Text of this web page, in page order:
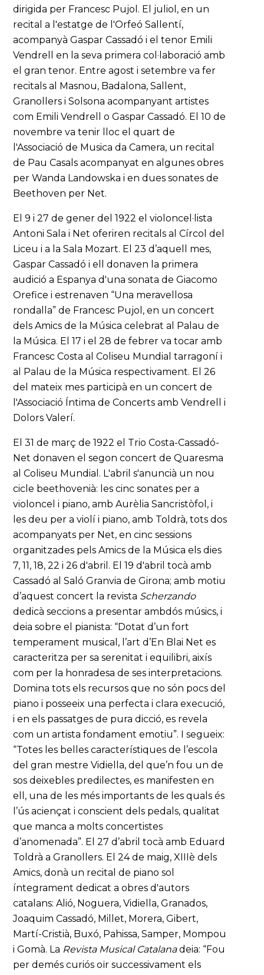
dirigida per Francesc Pujol. El juliol, en un
recital a l'estatge de l'Orfeó Sallentí,
acompanyà Gaspar Cassadó i el tenor Emili
Vendrell en la seva primera col·laboració amb
el gran tenor. Entre agost i setembre va fer
recitals al Masnou, Badalona, Sallent,
Granollers i Solsona acompanyant artistes
com Emili Vendrell o Gaspar Cassadó. El 10 de
novembre va tenir lloc el quart de
l'Associació de Musica da Camera, un recital
de Pau Casals acompanyat en algunes obres
per Wanda Landowska i en dues sonates de
Beethoven per Net.
El 9 i 27 de gener del 1922 el violoncel·lista
Antoni Sala i Net oferiren recitals al Círcol del
Liceu i a la Sala Mozart. El 23 d’aquell mes,
Gaspar Cassadó i ell donaven la primera
audició a Espanya d'una sonata de Giacomo
Orefice i estrenaven “Una meravellosa
rondalla” de Francesc Pujol, en un concert
dels Amics de la Música celebrat al Palau de
la Música. El 17 i el 28 de febrer va tocar amb
Francesc Costa al Coliseu Mundial tarragoní i
al Palau de la Música respectivament. El 26
del mateix mes participà en un concert de
l'Associació Íntima de Concerts amb Vendrell i
Dolors Valerí.
El 31 de març de 1922 el Trio Costa-Cassadó-
Net donaven el segon concert de Quaresma
al Coliseu Mundial. L'abril s'anuncià un nou
cicle beethovenià: les cinc sonates per a
violoncel i piano, amb Aurèlia Sancristòfol, i
les deu per a violí i piano, amb Toldrà, tots dos
acompanyats per Net, en cinc sessions
organitzades pels Amics de la Música els dies
7, 11, 18, 22 i 26 d'abril. El 19 d'abril tocà amb
Cassadó al Saló Granvia de Girona; amb motiu
d’aquest concert la revista Scherzando
dedicà seccions a presentar ambdós músics, i
deia sobre el pianista: “Dotat d’un fort
temperament musical, l’art d’En Blai Net es
caracteritza per sa serenitat i equilibri, aixís
com per la honradesa de ses interpretacions.
Domina tots els recursos que no són pocs del
piano i posseeix una perfecta i clara execució,
i en els passatges de pura dicció, es revela
com un artista fondament emotiu”. I segueix:
“Totes les belles característiques de l’escola
del gran mestre Vidiella, del que’n fou un de
sos deixebles predilectes, es manifesten en
ell, una de les més importants de les quals és
l’ús aciençat i conscient dels pedals, qualitat
que manca a molts concertistes
d’anomenada”. El 27 d’abril tocà amb Eduard
Toldrà a Granollers. El 24 de maig, XIIIè dels
Amics, donà un recital de piano sol
íntegrament dedicat a obres d'autors
catalans: Alió, Noguera, Vidiella, Granados,
Joaquim Cassadó, Millet, Morera, Gibert,
Martí-Cristià, Buxó, Pahissa, Samper, Mompou
i Gomà. La Revista Musical Catalanadeia: “Fou
per demés curiós oïr successivament els